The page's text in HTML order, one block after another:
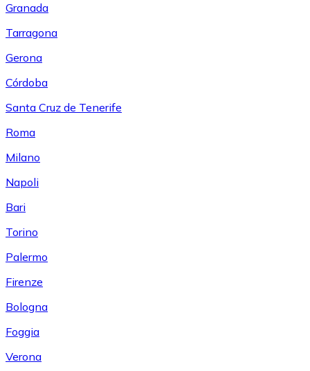
Granada
Tarragona
Gerona
Córdoba
Santa Cruz de Tenerife
Roma
Milano
Napoli
Bari
Torino
Palermo
Firenze
Bologna
Foggia
Verona